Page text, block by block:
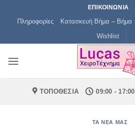
ΕΠΙΚΟΙΝΩΝΙΑ
Πληροφορίες Κατασκευή Βήμα – Βήμα
Wishlist
ΤΟΠΟΘΕΣΙΑ 09:00 - 17:00
ΤΑ ΝΈΑ ΜΑΣ